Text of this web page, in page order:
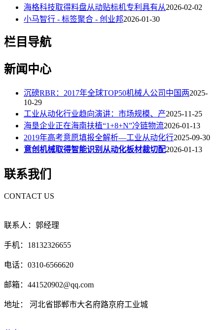
海格科技取得料盘从动贴标机专利具有从2026-02-02
小马智行 - 标签聚合 - 创业邦2026-01-30
栏目导航
新闻中心
沉磅RBR：2017年全球TOP50机械人公司中国两2025-
10-29
工业从动化行业趋向演讲：市场规模、产2025-11-25
海垦企业正在海南扶植“1+8+N”冷链物流2026-01-13
2019年高考意愿填报全解析—工业从动化行2025-09-30
意创机械取得智能识别从动化板材裁切配2026-01-13
联系我们
CONTACT US
联系人：郭经理
手机：18132326655
电话：0310-6566620
邮箱：441520902@qq.com
地址： 河北省邯郸市大名府路京府工业城